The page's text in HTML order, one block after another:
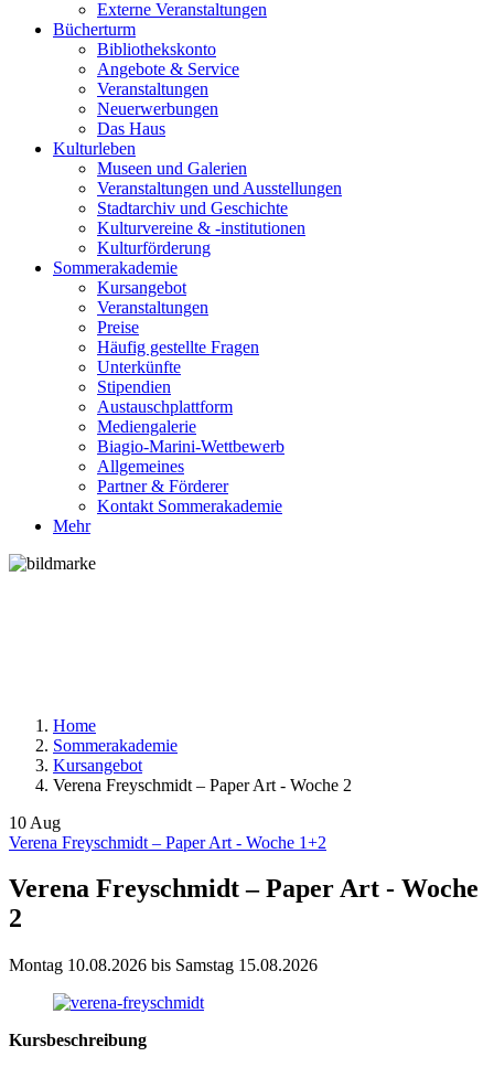
Externe Veranstaltungen
Bücherturm
Bibliothekskonto
Angebote & Service
Veranstaltungen
Neuerwerbungen
Das Haus
Kulturleben
Museen und Galerien
Veranstaltungen und Ausstellungen
Stadtarchiv und Geschichte
Kulturvereine & -institutionen
Kulturförderung
Sommerakademie
Kursangebot
Veranstaltungen
Preise
Häufig gestellte Fragen
Unterkünfte
Stipendien
Austauschplattform
Mediengalerie
Biagio-Marini-Wettbewerb
Allgemeines
Partner & Förderer
Kontakt Sommerakademie
Mehr
Home
Sommerakademie
Kursangebot
Verena Freyschmidt – Paper Art - Woche 2
10 Aug
Verena Freyschmidt – Paper Art - Woche 1+2
Verena Freyschmidt – Paper Art - Woche
2
Montag 10.08.2026 bis Samstag 15.08.2026
Kursbeschreibung